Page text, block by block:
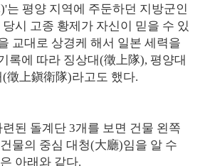
는 평양 지역에 주둔하던 지방군인
시 고종 황제가 자신이 믿을 수 있
교대로 상경케 해서 일본 세력을
록에 따라 징상대(徵上隊), 평양대
徵上鎭衛隊)라고도 했다.
된 돌계단 3개를 보면 건물 왼쪽
물의 중심 대청(大廳)임을 알 수
아래와 같다.